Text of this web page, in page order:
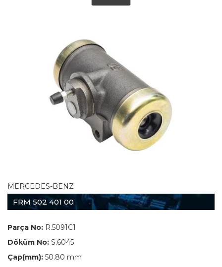
MERCEDES-BENZ
FRM 502 401 00
Parça No: R.5091C1
Döküm No: S.6045
Çap(mm): 50.80 mm